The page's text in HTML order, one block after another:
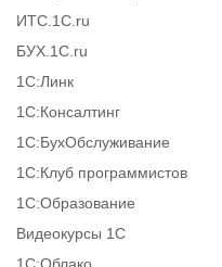
ИТС.1C.ru
БУХ.1С.ru
1С:Линк
1С:Консалтинг
1С:БухОбслуживание
1С:Клуб программистов
1С:Образование
Видеокурсы 1С
1С:Облако